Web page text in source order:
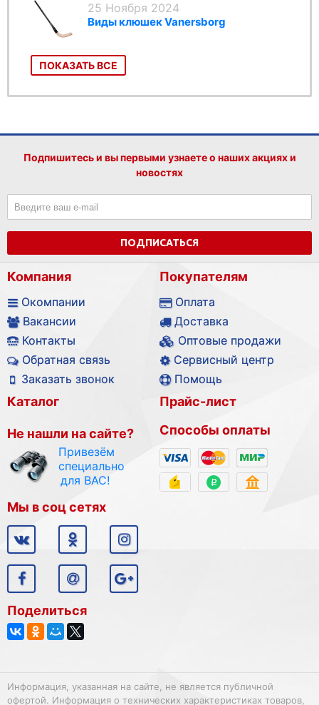
25 Ноября 2024
Виды клюшек Vanersborg
ПОКАЗАТЬ ВСЕ
Подпишитесь и вы первыми узнаете о наших акциях и
новостях
ПОДПИСАТЬСЯ
Компания
Окомпании
Вакансии
Контакты
Обратная связь
Заказать звонок
Покупателям
Оплата
Доставка
Оптовые продажи
Сервисный центр
Помощь
Каталог
Не нашли на сайте?
Привезём
специально
для ВАС!
Прайс-лист
Способы оплаты
Мы в соц сетях
Поделиться
Информация, указанная на сайте, не является публичной
офертой. Информация о технических характеристиках товаров,